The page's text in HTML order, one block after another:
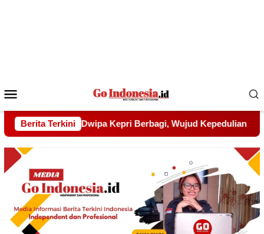
Mobile
Berita Terkini
Kepedulian kepada Pondok Tahfidz Yatim dan Dhuafa Al-